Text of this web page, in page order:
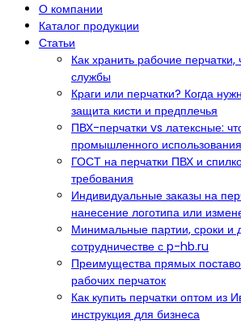
О компании
Каталог продукции
Статьи
Как хранить рабочие
службы
Краги или перчатки? Когда
защита кисти и предплечья
ПВХ-перчатки vs латексные:
промышленного использования
ГОСТ на перчатки ПВХ и
требования
Индивидуальные заказы на
нанесение логотипа или
Минимальные партии, сроки и
сотрудничестве с p-hb.ru
Преимущества прямых
рабочих перчаток
Как купить перчатки оптом из
инструкция для бизнеса